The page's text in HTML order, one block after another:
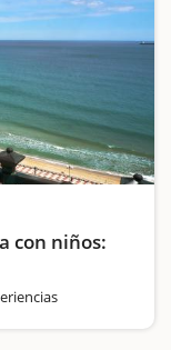
con niños: